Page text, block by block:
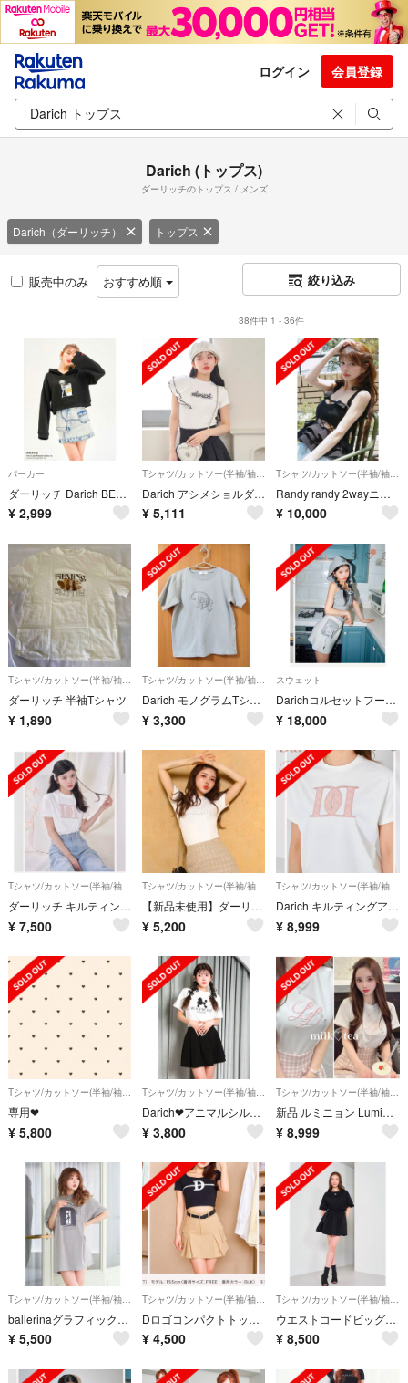
ログイン 会員登録
Darich (トップス)
ダーリッチのトップス / メンズ
Darich（ダーリッチ） トップス
販売中のみ おすすめ順 絞り込み
38件中 1 - 36件
パーカー
ダーリッチ Darich BETTY BOOP ショートフーディー
¥ 2,999
Tシャツ/カットソー(半袖/袖なし)
Darich アシメショルダーパールTシャツWHT バイカラーポロシャツBLK
¥ 5,111
Tシャツ/カットソー(半袖/袖なし)
Randy randy 2wayニットトップス
¥ 10,000
Tシャツ/カットソー(半袖/袖なし)
ダーリッチ 半袖Tシャツ
¥ 1,890
Tシャツ/カットソー(半袖/袖なし)
Darich モノグラムTシャツ
¥ 3,300
スウェット
Darichコルセットフードスウェットトップス&ラインニグスウェットミニスカート
¥ 18,000
Tシャツ/カットソー(半袖/袖なし)
ダーリッチ キルティングアップリケTシャツ ホワイト
¥ 7,500
Tシャツ/カットソー(半袖/袖なし)
【新品未使用】ダーリッチ DarichデコラティブロゴTシャツ
¥ 5,200
Tシャツ/カットソー(半袖/袖なし)
Darich キルティングアップリケTシャツ
¥ 8,999
Tシャツ/カットソー(半袖/袖なし)
専用❤︎
¥ 5,800
Tシャツ/カットソー(半袖/袖なし)
Darich❤︎アニマルシルエットTシャツ❤︎ダーリッチ
¥ 3,800
Tシャツ/カットソー(半袖/袖なし)
新品 ルミニョン Lumignon LL heart bijou T ピンク
¥ 8,999
ballerinaグラフィックTシャツ ダーリッチ
¥ 5,500
Dロゴコンパクトトップス
¥ 4,500
ウエストコードビッグTシャツ
¥ 8,500